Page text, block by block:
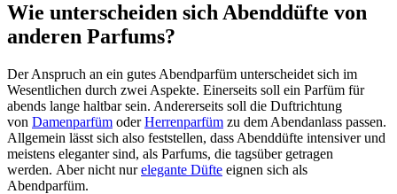
Wie unterscheiden sich Abenddüfte von
anderen Parfums?
Der Anspruch an ein gutes Abendparfüm unterscheidet sich im
Wesentlichen durch zwei Aspekte. Einerseits soll ein Parfüm für
abends lange haltbar sein. Andererseits soll die Duftrichtung
von Damenparfüm oderHerrenparfüm zu dem Abendanlass passen.
Allgemein lässt sich also feststellen, dass Abenddüfte intensiver und
meistens eleganter sind, als Parfums, die tagsüber getragen
werden. Aber nicht nurelegante Düfte eignen sich als
Abendparfüm.